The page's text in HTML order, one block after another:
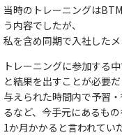
当時のトレーニングは
う内容でしたが、
私を含め同期で入社した
トレーニングに参加する
と結果を出すことが必要だ
与えられた時間内で予習
るなど、今手元にあるも
1か月かかると言われてい